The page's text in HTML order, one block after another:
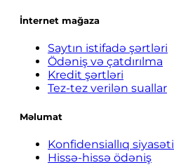
İnternet mağaza
Saytın istifadə şərtləri
Ödəniş və çatdırılma
Kredit şərtləri
Tez-tez verilən suallar
Məlumat
Konfidensiallıq siyasəti
Hissə-hissə ödəniş